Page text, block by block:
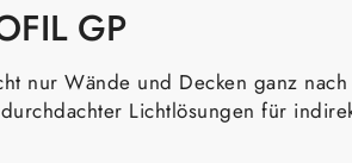
GP
nur Wände und Decken ganz
Lichtlösungen für